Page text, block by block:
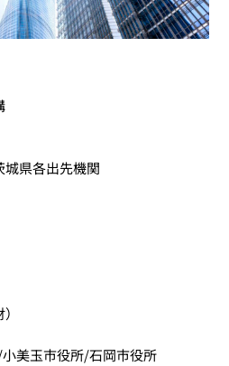
県各出先機関
美玉市役所/石岡市役所